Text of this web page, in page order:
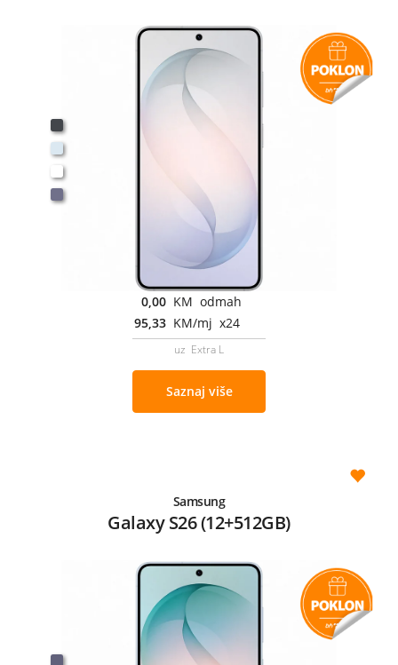
0,00 KM odmah
95,33 KM/mj x24
uz Extra L
Saznaj više
Samsung
Galaxy S26 (12+512GB)